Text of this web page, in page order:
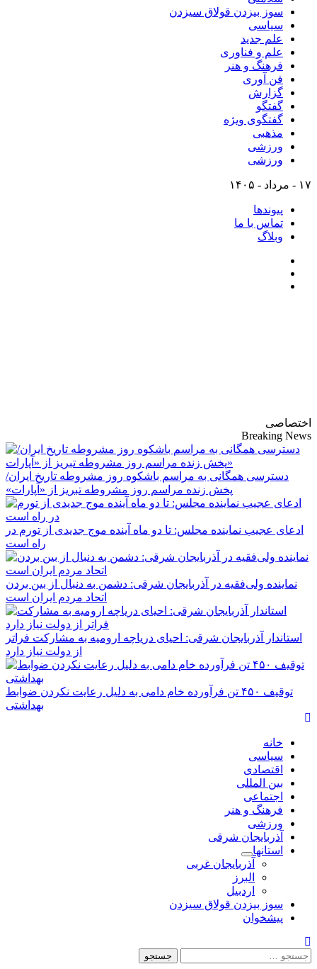
سوز بیزدن قولاق سیزدن
سیاسی
علم جدید
علم و فناوری
فرهنگ و هنر
فن آوری
گزارش
گفتگو
گفتگوی ویژه
مذهبی
ورزشی
ورزشی
۱۷ - مرداد - ۱۴۰۵
پیوندها
تماس با ما
وبلاگ
اختصاصی
Breaking News
دسترسی همگانی به مراسم باشکوه روز مشروطه تاریخ ایران/
پخش زنده مراسم روز مشروطه تبریز از «آپارات»
ادعای عجیب نماینده مجلس: تا دو ماه آینده موج جدیدی از تورم در
راه است
نماینده ولی‌فقیه در آذربایجان شرقی: دشمن به دنبال از بین بردن
اتحاد مردم ایران است
استاندار آذربایجان شرقی: احیای دریاچه ارومیه به مشارکت فراتر
از دولت نیاز دارد
توقیف ۴۵۰ تن فرآورده خام دامی به دلیل رعایت نکردن ضوابط
بهداشتی
Menu
خانه
سیاسی
اقتصادی
بین المللی
اجتماعی
فرهنگ و هنر
ورزشی
آذربایجان شرقی
استانها
آذربایجان غربی
البرز
اردبیل
سوز بیزدن قولاق سیزدن
پیشخوان
جستجو